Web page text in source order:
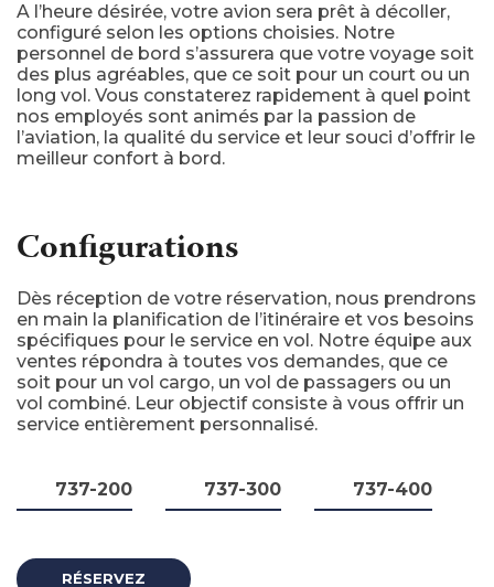
A l’heure désirée, votre avion sera prêt à décoller,
configuré selon les options choisies. Notre
personnel de bord s’assurera que votre voyage soit
des plus agréables, que ce soit pour un court ou un
long vol. Vous constaterez rapidement à quel point
nos employés sont animés par la passion de
l’aviation, la qualité du service et leur souci d’offrir le
meilleur confort à bord.
Configurations
Dès réception de votre réservation, nous prendrons
en main la planification de l’itinéraire et vos besoins
spécifiques pour le service en vol. Notre équipe aux
ventes répondra à toutes vos demandes, que ce
soit pour un vol cargo, un vol de passagers ou un
vol combiné. Leur objectif consiste à vous offrir un
service entièrement personnalisé.
737-200 737-300 737-400
RÉSERVEZ